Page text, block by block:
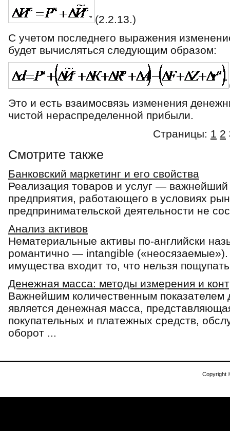
(2.2.13.)
С учетом последнего выражения
будет вычисляться следующим образом:
Это и есть взаимосвязь изменения
чистой нераспределенной прибыли.
Страницы: 1 2
Смотрите также
Банковский маркетинг и его свойства
Реализация товаров и услуг — важнейший
предприятия, работающего в условиях
предпринимательской деятельности не
Анализ активов
Нематериальные активы по-английски
романтично — intangible («неосязаемые»).
имущества входит то, что нельзя
Денежная масса: методы измерения и
Важнейшим количественным показателем
является денежная масса,
покупательных и платежных средств,
оборот ...
Copyright